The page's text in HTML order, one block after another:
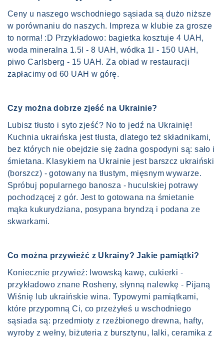
Ceny u naszego wschodniego sąsiada są dużo niższe
w porównaniu do naszych. Impreza w klubie za grosze
to norma! :D Przykładowo: bagietka kosztuje 4 UAH,
woda mineralna 1.5l - 8 UAH, wódka 1l - 150 UAH,
piwo Carlsberg - 15 UAH. Za obiad w restauracji
zapłacimy od 60 UAH w górę.
Czy można dobrze zjeść na Ukrainie?
Lubisz tłusto i syto zjeść? No to jedź na Ukrainię!
Kuchnia ukraińska jest tłusta, dlatego też składnikami,
bez których nie obejdzie się żadna gospodyni są: sało i
śmietana. Klasykiem na Ukrainie jest barszcz ukraiński
(borszcz) - gotowany na tłustym, mięsnym wywarze.
Spróbuj popularnego banosza - huculskiej potrawy
pochodzącej z gór. Jest to gotowana na śmietanie
mąka kukurydziana, posypana bryndzą i podana ze
skwarkami.
Co można przywieźć z Ukrainy? Jakie pamiątki?
Koniecznie przywieź: lwowską kawę, cukierki -
przykładowo znane Rosheny, słynną nalewkę - Pijaną
Wiśnię lub ukraińskie wina. Typowymi pamiątkami,
które przypomną Ci, co przeżyłeś u wschodniego
sąsiada są: przedmioty z rzeźbionego drewna, hafty,
wyroby z wełny, biżuteria z bursztynu, lalki, ceramika z